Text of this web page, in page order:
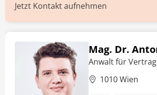
Jetzt Kontakt aufnehmen
Mag. Dr.
Anwalt für
1010 Wien